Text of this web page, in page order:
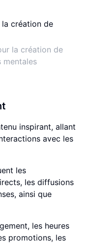
la création de
mentales
inspirant, allant
avec les
les
les diffusions
ainsi que
les heures
promotions, les